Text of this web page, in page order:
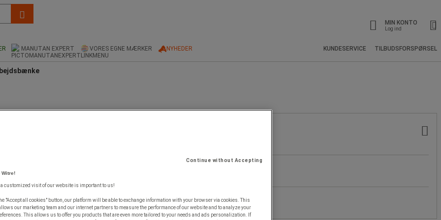
MIN KONTO
Log ind
MANUTAN EXPERT VORES EGNE MÆRKER NYHEDER KUNDESERVICE TILBUDSFORSPØRSEL
Continue without Accepting
Witre!
customized visit of our website is important to us!
"Accept all cookies" button, our platform will be able to exchange information with your browser via cookies. This
our marketing team and our internet partners to measure the performance of our website and to analyze your
This allows us to offer you products that are even more tailored to your needs and ads personalization. If